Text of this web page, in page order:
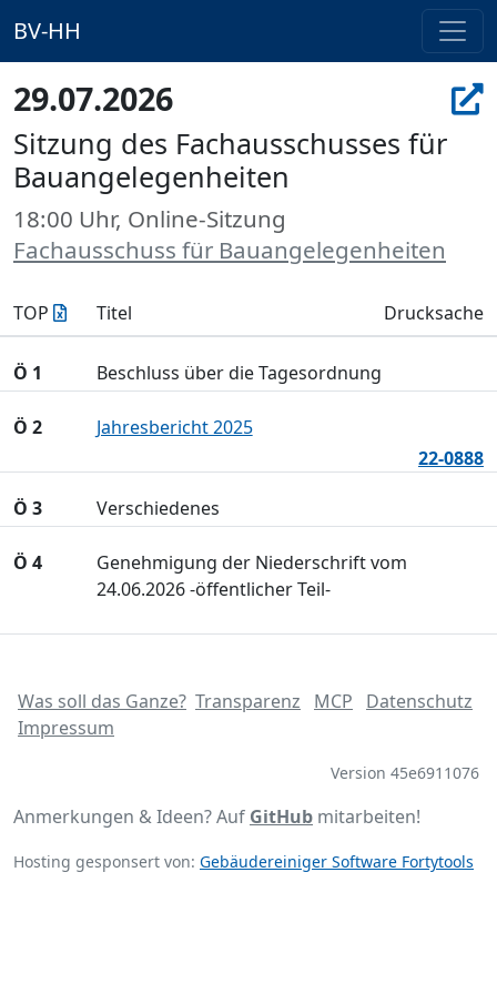
BV-HH
29.07.2026
Sitzung des Fachausschusses für
Bauangelegenheiten
18:00 Uhr, Online-Sitzung
Fachausschuss für Bauangelegenheiten
TOP Titel Drucksache
Ö 1 Beschluss über die Tagesordnung
Ö 2
Jahresbericht 2025
22-0888
Ö 3 Verschiedenes
Ö 4
Genehmigung der Niederschrift vom
24.06.2026 -öffentlicher Teil-
Was soll das Ganze? Transparenz MCP
Datenschutz
Impressum
Version 45e6911076
Anmerkungen & Ideen? Auf GitHub mitarbeiten!
Hosting gesponsert von: Gebäudereiniger Software Fortytools